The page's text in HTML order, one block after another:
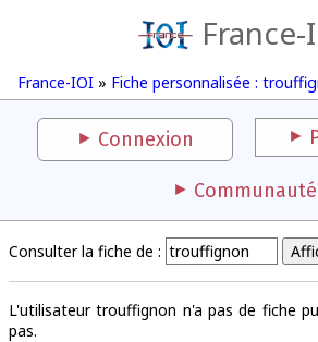
France-
France-IOI » Fiche personnalisée :
Connexion
Communauté
Consulter la fiche de :
L'utilisateur trouffignon n'a pas de fiche
pas.